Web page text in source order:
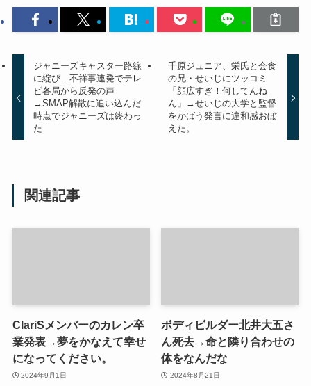
ジャニーズキャスター路線
に綻び…不祥事連発でテレ
ビ各局から反発の声
→SMAP解散に追い込んだ
時点でジャニーズは終わっ
た
千原ジュニア、栄氏と会食
の兄・せいじにツッコミ
「顔広すぎ！何してんね
ん」→せいじの大学と監督
をかばう発言に違和感おぼ
えた。
関連記事
ClariSメンバーのカレン卒
業発表→夢をかなえて幸せ
になってください。
2024年9月1日
ボディビルダー北井大五さ
ん死去→命と隣り合わせの
体をなんだな
2024年8月21日